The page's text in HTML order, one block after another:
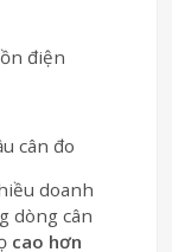
điện
cân đo
doanh
dòng cân
cao hơn